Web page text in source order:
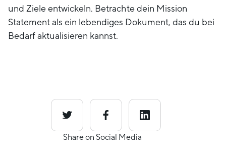
und Ziele entwickeln. Betrachte dein Mission
Statement als ein lebendiges Dokument, das du bei
Bedarf aktualisieren kannst.
Share on Social Media